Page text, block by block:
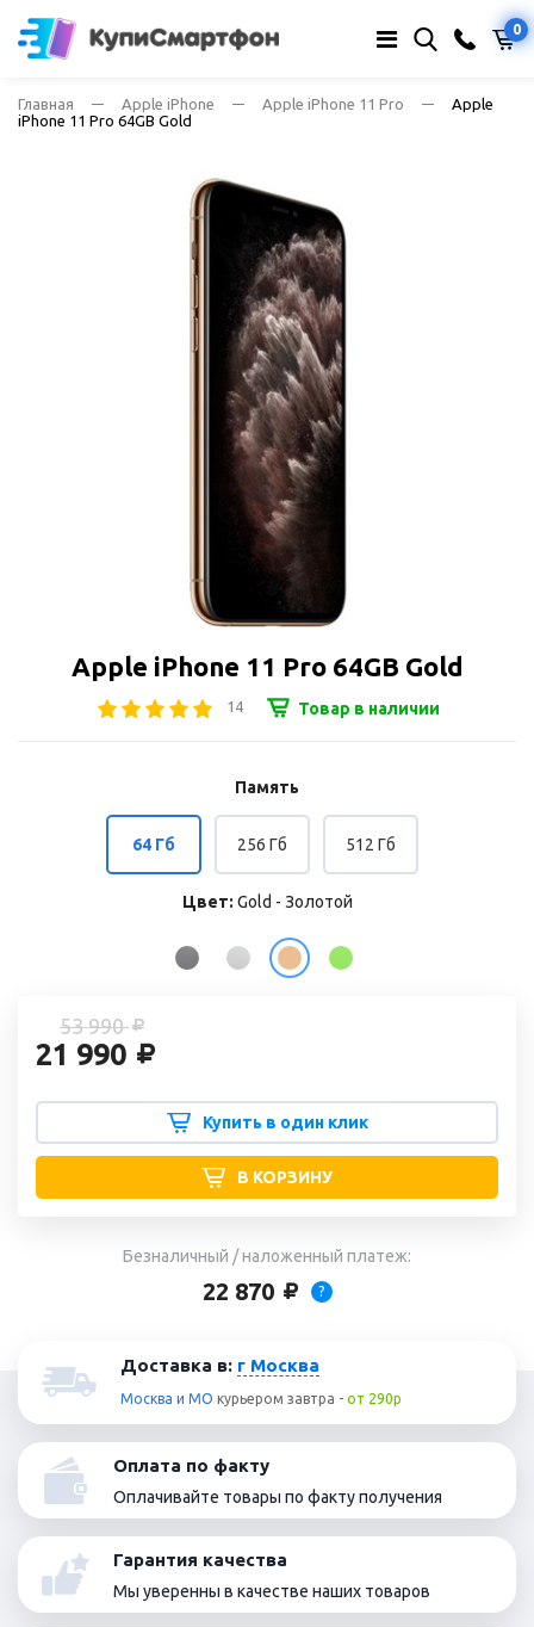
0
Главная Apple iPhone Apple iPhone 11 Pro
Apple
iPhone 11 Pro 64GB Gold
Apple iPhone 11 Pro 64GB Gold
14 Товар в наличии
Память
64 Гб 256 Гб 512 Гб
Цвет: Gold - Золотой
53 990
21 990
Купить в один клик
В КОРЗИНУ
Безналичный / наложенный платеж:
22 870 ?
Доставка в: г Москва
Москва и МО курьером завтра - от 290р
Оплата по факту
Оплачивайте товары по факту получения
Гарантия качества
Мы уверенны в качестве наших товаров